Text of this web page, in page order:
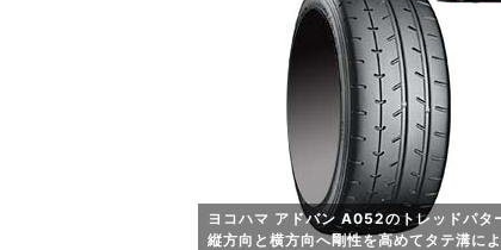
ヨコハマ アドバン A052のトレッドパタ
縦方向と横方向へ剛性を高めてタテ溝に